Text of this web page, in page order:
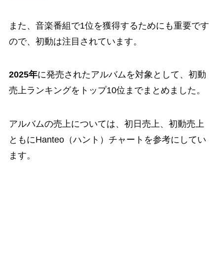
また、音楽番組で1位を獲得するためにも重要です
ので、初動は注目されています。
2025年に発売されたアルバムを対象として、初動
売上ランキングをトップ10位までまとめました。
アルバムの売上については、初日売上、初動売上
ともにHanteo（ハント）チャートを参考にしてい
ます。